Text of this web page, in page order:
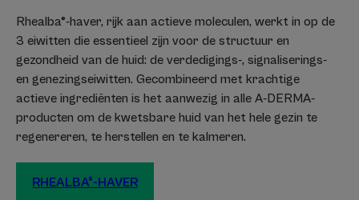
die niet prikt in de ogen, licht schuimend en gemakkelijk af te
spoelen voor een goed evenwicht tussen gebruiksplezier en
doeltreffendheid.
Geur van de inhoud
Licht geparfumeerd
*91% ingrediënten van natuurlijke oorsprong
Rhealba®-haver, rijk aan actieve moleculen, werkt in op de
3 eiwitten die essentieel zijn voor de structuur en
gezondheid van de huid: de verdedigings-, signaliserings-
en genezingseiwitten. Gecombineerd met krachtige
actieve ingrediënten is het aanwezig in alle A-DERMA-
producten om de kwetsbare huid van het hele gezin te
regenereren, te herstellen en te kalmeren.
RHEALBA®-HAVER